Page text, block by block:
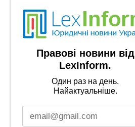
Правові новини від
LexInform.
Один раз на день.
Найактуальніше.